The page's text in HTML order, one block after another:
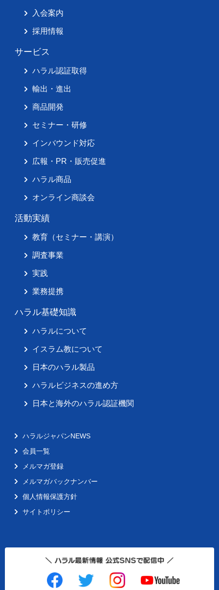
入会案内
採用情報
サービス
ハラル認証取得
輸出・進出
商品開発
セミナー・研修
インバウンド対応
広報・PR・販売促進
ハラル商品
オンライン商談会
活動実績
教育（セミナー・講演）
調査事業
実践
業務提携
ハラル基礎知識
ハラルについて
イスラム教について
日本のハラル製品
ハラルビジネスの進め方
日本と海外のハラル認証機関
ハラルジャパンNEWS
会員一覧
メルマガ登録
メルマガバックナンバー
個人情報保護方針
サイトポリシー